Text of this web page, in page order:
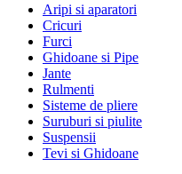
Aripi si aparatori
Cricuri
Furci
Ghidoane si Pipe
Jante
Rulmenti
Sisteme de pliere
Suruburi si piulite
Suspensii
Tevi si Ghidoane